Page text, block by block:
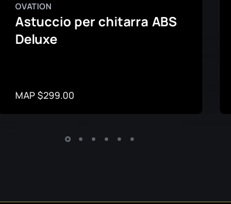
OVATION
Astuccio per chitarra ABS
Deluxe
MAP $299.00